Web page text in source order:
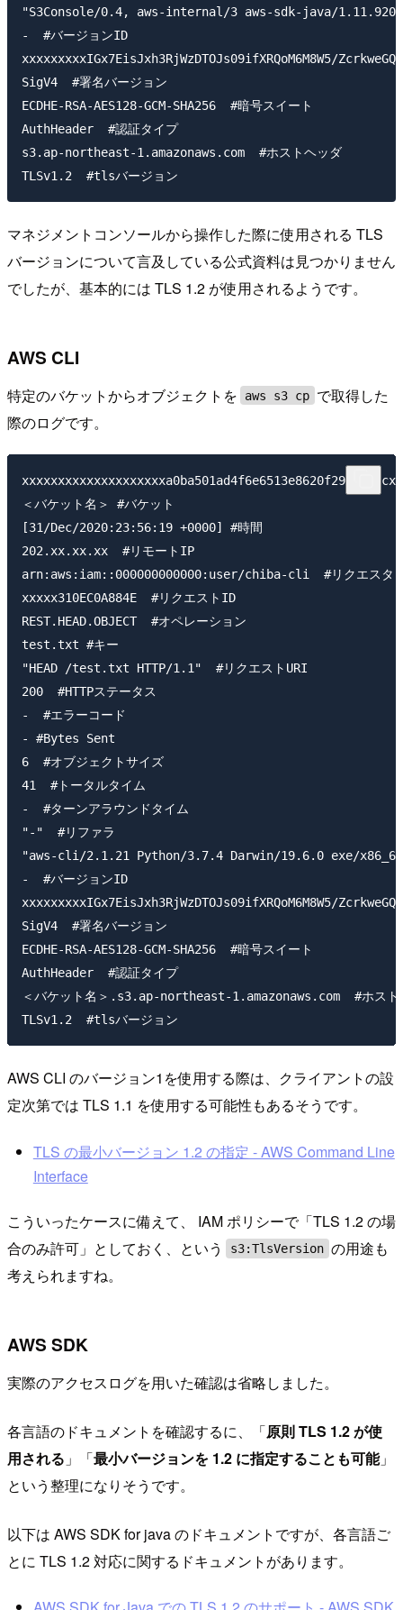
"S3Console/0.4, aws-internal/3 aws-sdk-java/1.11.920
-  #バージョンID
xxxxxxxxxIGx7EisJxh3RjWzDTOJs09ifXRQoM6M8W5/
SigV4  #署名バージョン
ECDHE-RSA-AES128-GCM-SHA256  #暗号スイート
AuthHeader  #認証タイプ
s3.ap-northeast-1.amazonaws.com  #ホストヘッダ
マネジメントコンソールから操作した際に使用される TLS
バージョンについて言及している公式資料は見つかりません
でしたが、基本的には TLS 1.2 が使用されるようです。
AWS CLI
特定のバケットからオブジェクトを aws s3 cp で取得した
際のログです。
＜バケット名＞ #バケット
[31/Dec/2020:23:56:19 +0000] #時間
202.xx.xx.xx  #リモートIP
arn:aws:iam::000000000000:user/chiba-cli  #リクエスタ
xxxxx310EC0A884E  #リクエストID
REST.HEAD.OBJECT  #オペレーション
test.txt #キー
"HEAD /test.txt HTTP/1.1"  #リクエストURI
200  #HTTPステータス
-  #エラーコード
- #Bytes Sent
6  #オブジェクトサイズ
41  #トータルタイム
-  #ターンアラウンドタイム
"-"  #リファラ
"aws-cli/2.1.21 Python/3.7.4 Darwin/19.6.0 exe/
-  #バージョンID
xxxxxxxxxIGx7EisJxh3RjWzDTOJs09ifXRQoM6M8W5/
SigV4  #署名バージョン
ECDHE-RSA-AES128-GCM-SHA256  #暗号スイート
AuthHeader  #認証タイプ
＜バケット名＞.s3.ap-northeast-1.amazonaws.com  #ホスト
AWS CLI のバージョン1を使用する際は、クライアントの設
定次第では TLS 1.1 を使用する可能性もあるそうです。
TLS の最小バージョン 1.2 の指定 - AWS Command Line
Interface
こういったケースに備えて、 IAM ポリシーで「TLS 1.2 の場
合のみ許可」としておく、という
s3:TlsVersion の用途も
考えられますね。
AWS SDK
実際のアクセスログを用いた確認は省略しました。
各言語のドキュメントを確認するに、「原則 TLS 1.2 が使
用される 」「最小バージョンを 1.2 に指定することも可能」
という整理になりそうです。
以下は AWS SDK for java のドキュメントですが、各言語ご
とに TLS 1.2 対応に関するドキュメントがあります。